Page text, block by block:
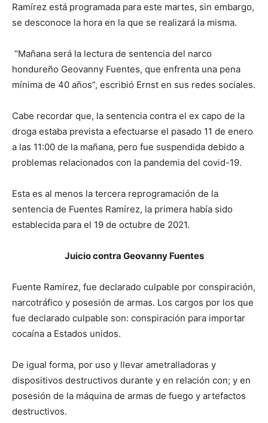
Ramírez está programada para este martes, sin embargo,
se desconoce la hora en la que se realizará la misma.
“Mañana será la lectura de sentencia del narco
hondureño Geovanny Fuentes, que enfrenta una pena
mínima de 40 años”, escribió Ernst en sus redes sociales.
Cabe recordar que, la sentencia contra el ex capo de la
droga estaba prevista a efectuarse el pasado 11 de enero
a las 11:00 de la mañana, pero fue suspendida debido a
problemas relacionados con la pandemia del covid-19.
Esta es al menos la tercera reprogramación de la
sentencia de Fuentes Ramírez, la primera había sido
establecida para el 19 de octubre de 2021.
Juicio contra Geovanny Fuentes
Fuente Ramírez, fue declarado culpable por conspiración,
narcotráfico y posesión de armas. Los cargos por los que
fue declarado culpable son: conspiración para importar
cocaína a Estados unidos.
De igual forma, por uso y llevar ametralladoras y
dispositivos destructivos durante y en relación con; y en
posesión de la máquina de armas de fuego y artefactos
destructivos.